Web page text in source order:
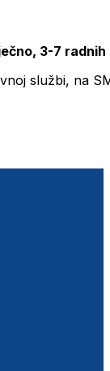
3-7 radnih
službi, na